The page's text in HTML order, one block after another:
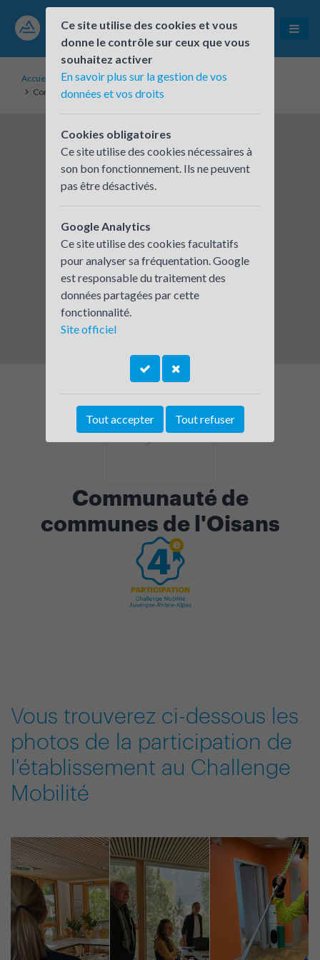
Accueil
Établissements inscrits
Communauté de communes de l'Oisans
Communauté de
communes de l'Oisans
Vous trouverez ci-dessous les
photos de la participation de
l'établissement au Challenge
Mobilité
Ce site utilise des cookies et vous
donne le contrôle sur ceux que vous
souhaitez activer
En savoir plus sur la gestion de vos
données et vos droits
Cookies obligatoires
Ce site utilise des cookies nécessaires à
son bon fonctionnement. Ils ne peuvent
pas être désactivés.
Google Analytics
Ce site utilise des cookies facultatifs
pour analyser sa fréquentation. Google
est responsable du traitement des
données partagées par cette
fonctionnalité.
Site officiel
Tout accepter Tout refuser